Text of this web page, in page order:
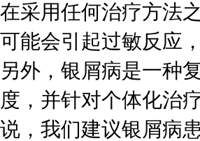
在采用任何治疗方法
可能会引起过敏反应
另外，银屑病是一种
度，并针对个体化治
说，我们建议银屑病